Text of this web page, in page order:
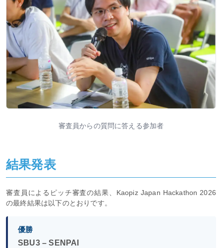
審査員からの質問に答える参加者
結果発表
審査員によるピッチ審査の結果、Kaopiz Japan Hackathon 2026
の最終結果は以下のとおりです。
優勝
SBU3 – SENPAI